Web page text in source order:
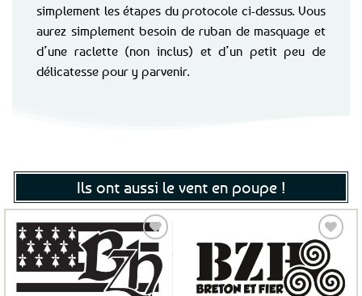
simplement les étapes du protocole ci-dessus. Vous
aurez simplement besoin de ruban de masquage et
d’une raclette (non inclus) et d’un petit peu de
délicatesse pour y parvenir.
Ils ont aussi le vent en poupe !
Ajouter
aux
Ajouter
aux